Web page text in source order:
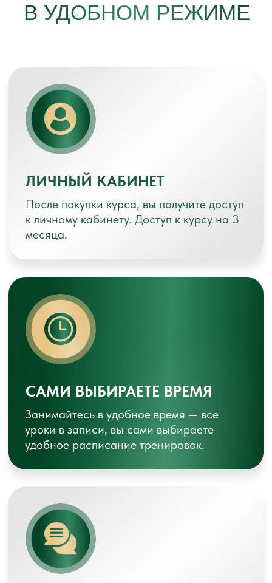
45.000 руб.
80.000 руб.
ЦЕНА СЕЙЧАС ДЛЯ ВАС
Обратная связь от кураторов
Сообщество учеников в чате
Дыхательные практики
Доступ к курсу на 4 месяца
ОПЛАТИТЬ СО СКИДКОЙ
ПРИГЛАСИТЕ НА КУРС ДРУГА
ИЛИ РОДСТВЕННИКА, ЧТОБЫ
ЗАНИМАТЬСЯ ВМЕСТЕ
СВЫГОДОЙ В 30%
«ВМЕСТЕ»
ПАКЕТ 1
ЦЕНА СЕЙЧАС ДЛЯ ВАС
кураторов для обоих участников
Каждый участник тарифа получает:
Возможность предоплаты - 40%
Возможность оплаты в рассрочку
21.000 РУБ.